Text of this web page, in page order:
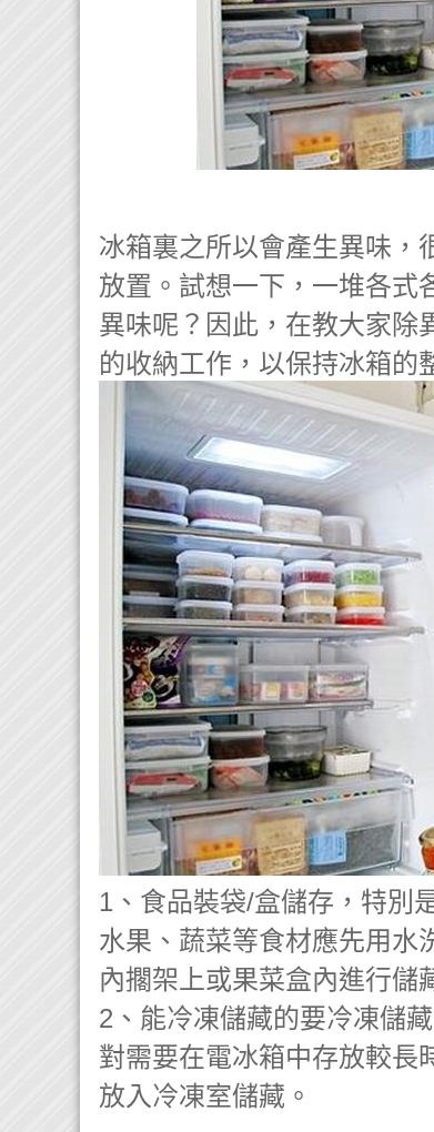
冰箱裏之所以會產生異味，
放置。試想一下，一堆各式
異味呢？因此，在教大家除
的收納工作，以保持冰箱的
1、食品裝袋/盒儲存，特別
水果、蔬菜等食材應先用水
內擱架上或果菜盒內進行儲
2、能冷凍儲藏的要冷凍儲藏
對需要在電冰箱中存放較長
放入冷凍室儲藏。